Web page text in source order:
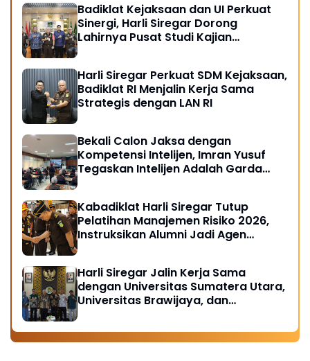
Badiklat Kejaksaan dan UI Perkuat
Sinergi, Harli Siregar Dorong
Lahirnya Pusat Studi Kajian
Harli Siregar Perkuat SDM Kejaksaan,
Badiklat RI Menjalin Kerja Sama
Strategis dengan LAN RI
Bekali Calon Jaksa dengan
Kompetensi Intelijen, Imran Yusuf
Tegaskan Intelijen Adalah Garda
Kabadiklat Harli Siregar Tutup
Pelatihan Manajemen Risiko 2026,
Instruksikan Alumni Jadi Agen
Harli Siregar Jalin Kerja Sama
dengan Universitas Sumatera Utara,
Universitas Brawijaya, dan
Peluang Pegawai Kejaksaan RI
Tempuh Pendidikan Doktor (S3)